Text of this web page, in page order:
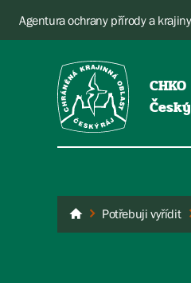
Agentura ochrany přírody a
CHKO
Český ráj
Potřebuji vyřídit